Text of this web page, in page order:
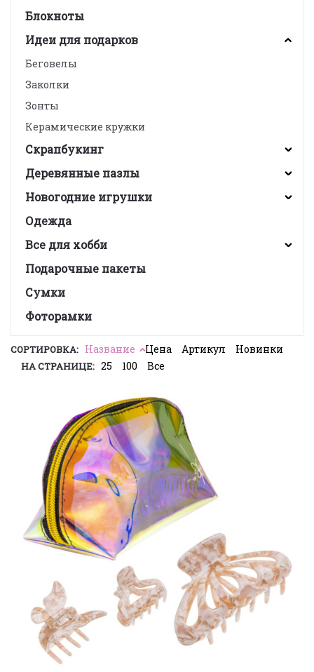
Блокноты
Идеи для подарков
Беговелы
Заколки
Зонты
Керамические кружки
Скрапбукинг
Деревянные пазлы
Новогодние игрушки
Одежда
Все для хобби
Подарочные пакеты
Сумки
Фоторамки
СОРТИРОВКА: Название Цена Артикул Новинки
НА СТРАНИЦЕ: 25 100 Все